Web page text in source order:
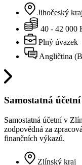
Jihočeský kraj
40 - 42 000
Plný úvazek
Angličtina
Samostatná
Samostatná účetní v
zodpovědná za
finančních výkazů.
Zlínský kraj